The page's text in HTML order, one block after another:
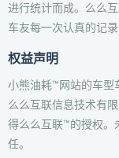
进行统计而成。么么
车友每一次认真的记录
权益声明
小熊油耗™网站的车型
么么互联信息技术有
得么么互联™的授权。
任。